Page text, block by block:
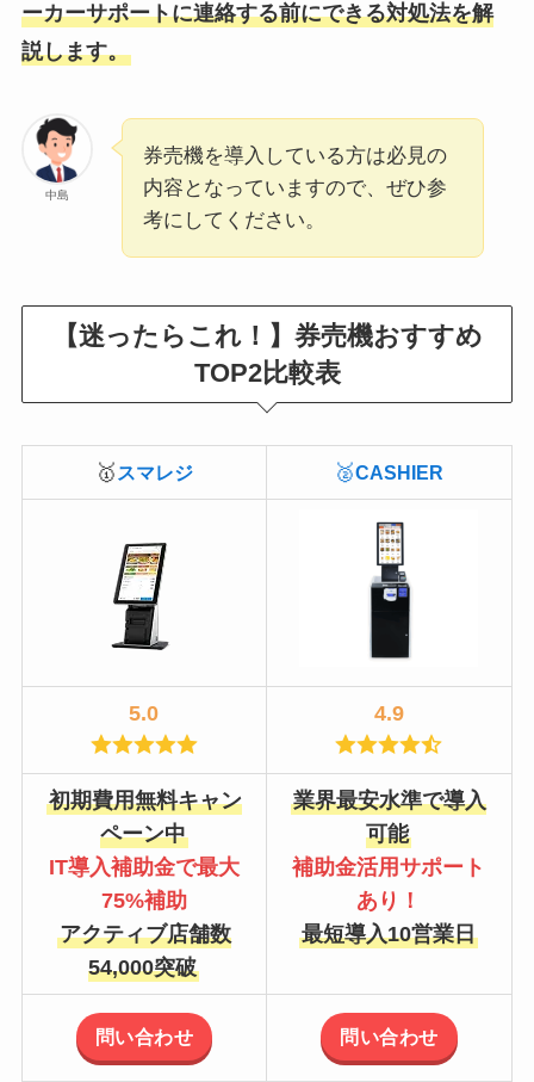
ーカーサポートに連絡する前にできる対処法を解
説します。
中島
券売機を導入している方は必見の
内容となっていますので、ぜひ参
考にしてください。
【迷ったらこれ！】券売機おすすめ
TOP2比較表
🥇 スマレジ 🥈CASHIER
5.0 4.9
初期費用無料キャン
ペーン中
IT導入補助金で最大
75%補助
アクティブ店舗数
54,000突破
業界最安水準で導入
可能
補助金活用サポート
あり！
最短導入10営業日
問い合わせ 問い合わせ